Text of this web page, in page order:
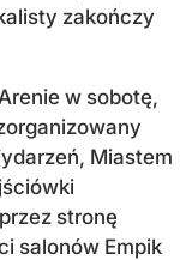
zakończy
w sobotę,
Miastem
stronę
salonów Empik